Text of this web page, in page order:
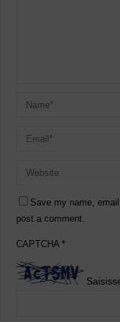
Save my name,
post a comment.
CAPTCHA*